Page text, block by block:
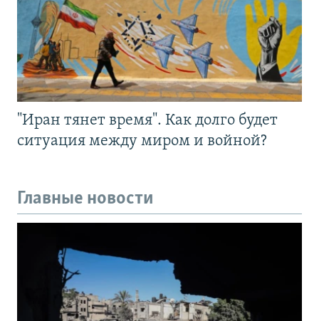
"Иран тянет время". Как долго будет
ситуация между миром и войной?
Главные новости